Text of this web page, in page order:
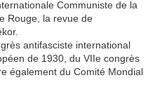
Communiste de la
Rouge, la revue de
antifasciste international
de 1930, du VIIe congrès
également du Comité Mondial